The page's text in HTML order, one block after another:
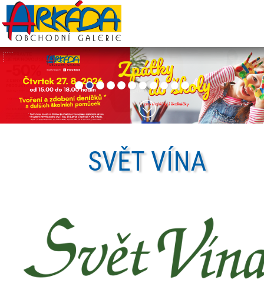
SVĚTVÍNA